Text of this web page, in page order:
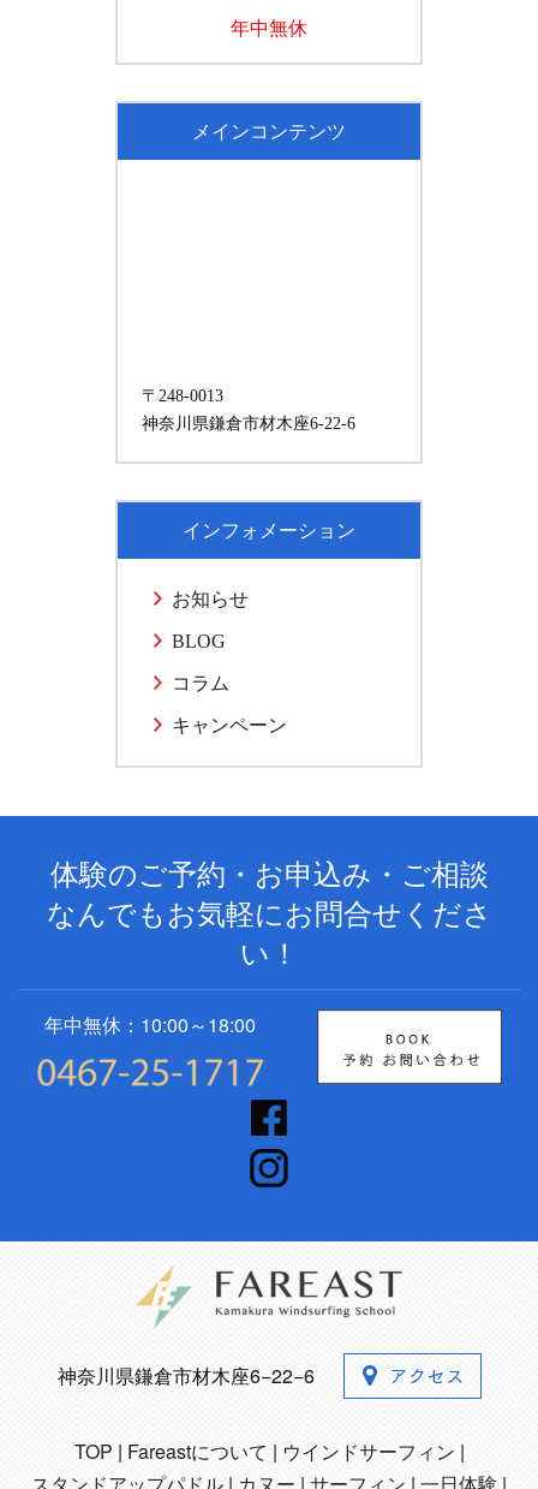
年中無休
メインコンテンツ
〒248-0013
神奈川県鎌倉市材木座6-22-6
インフォメーション
お知らせ
BLOG
コラム
キャンペーン
体験のご予約・お申込み・ご相談
なんでもお気軽にお問合せくださ
い！
年中無休：10:00～18:00
神奈川県鎌倉市材木座6−22−6
TOP Fareastについて
ウインドサーフィン
スタンドアップパドル
カヌー サーフィン 一日体験